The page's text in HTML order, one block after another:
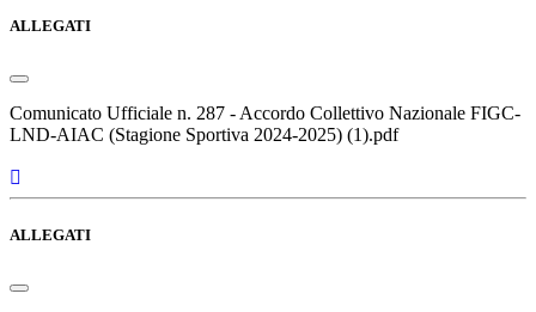
ALLEGATI
Comunicato Ufficiale n. 287 - Accordo Collettivo Nazionale FIGC-
LND-AIAC (Stagione Sportiva 2024-2025) (1).pdf
ALLEGATI